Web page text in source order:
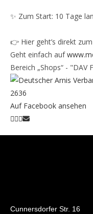
✨ Zum Start: 10 Tage
👉 Hier geht’s direkt
Geht einfach auf
Bereich „Shops“ - "DAV
2636
Auf Facebook ansehen
Cunnersdorfer Str. 16